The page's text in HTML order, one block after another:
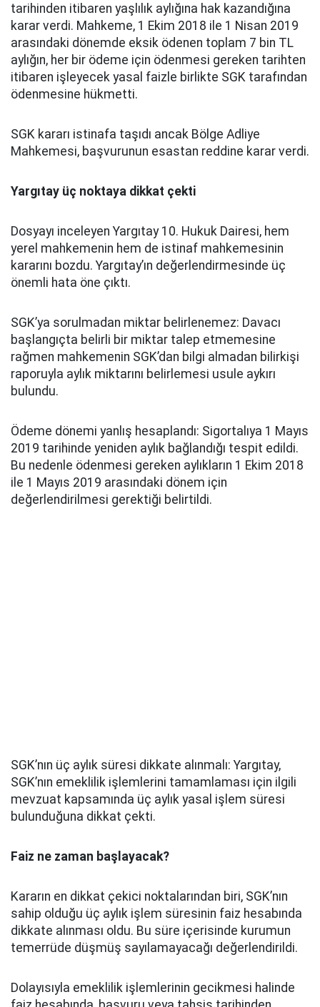
tarihinden itibaren yaşlılık aylığına hak kazandığına
karar verdi. Mahkeme, 1 Ekim 2018 ile 1 Nisan 2019
arasındaki dönemde eksik ödenen toplam 7 bin TL
aylığın, her bir ödeme için ödenmesi gereken tarihten
itibaren işleyecek yasal faizle birlikte SGK tarafından
ödenmesine hükmetti.
SGK kararı istinafa taşıdı ancak Bölge Adliye
Mahkemesi, başvurunun esastan reddine karar verdi.
Yargıtay üç noktaya dikkat çekti
Dosyayı inceleyen Yargıtay 10. Hukuk Dairesi, hem
yerel mahkemenin hem de istinaf mahkemesinin
kararını bozdu. Yargıtay’ın değerlendirmesinde üç
önemli hata öne çıktı.
SGK’ya sorulmadan miktar belirlenemez: Davacı
başlangıçta belirli bir miktar talep etmemesine
rağmen mahkemenin SGK’dan bilgi almadan bilirkişi
raporuyla aylık miktarını belirlemesi usule aykırı
bulundu.
Ödeme dönemi yanlış hesaplandı: Sigortalıya 1 Mayıs
2019 tarihinde yeniden aylık bağlandığı tespit edildi.
Bu nedenle ödenmesi gereken aylıkların 1 Ekim 2018
ile 1 Mayıs 2019 arasındaki dönem için
değerlendirilmesi gerektiği belirtildi.
SGK’nın üç aylık süresi dikkate alınmalı: Yargıtay,
SGK’nın emeklilik işlemlerini tamamlaması için ilgili
mevzuat kapsamında üç aylık yasal işlem süresi
bulunduğuna dikkat çekti.
Faiz ne zaman başlayacak?
Kararın en dikkat çekici noktalarından biri, SGK’nın
sahip olduğu üç aylık işlem süresinin faiz hesabında
dikkate alınması oldu. Bu süre içerisinde kurumun
temerrüde düşmüş sayılamayacağı değerlendirildi.
Dolayısıyla emeklilik işlemlerinin gecikmesi halinde